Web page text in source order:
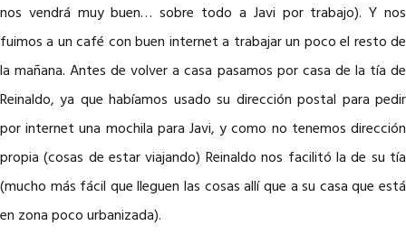
nos vendrá muy buen… sobre todo a Javi por trabajo). Y nos
fuimos a un café con buen internet a trabajar un poco el resto de
la mañana. Antes de volver a casa pasamos por casa de la tía de
Reinaldo, ya que habíamos usado su dirección postal para pedir
por internet una mochila para Javi, y como no tenemos dirección
propia (cosas de estar viajando) Reinaldo nos facilitó la de su tía
(mucho más fácil que lleguen las cosas allí que a su casa que está
en zona poco urbanizada).